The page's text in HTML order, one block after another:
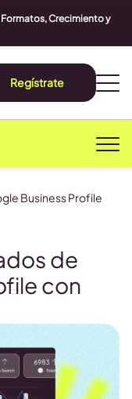
Formatos, Crecimiento y
Regístrate
de
con
Business Profile